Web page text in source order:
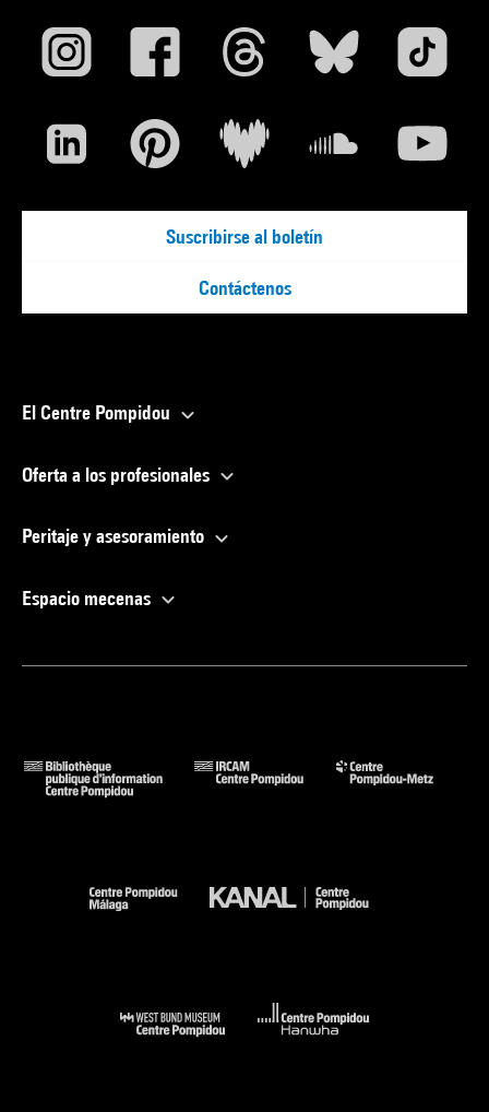
Suscribirse al boletín
Contáctenos
El Centre Pompidou
Oferta a los profesionales
Peritaje y asesoramiento
Espacio mecenas